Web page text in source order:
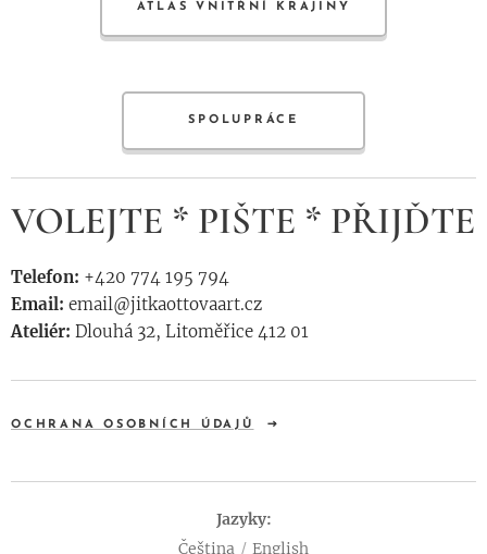
ATLAS VNITŘNÍ KRAJINY
SPOLUPRÁCE
VOLEJTE * PIŠTE * PŘIJĎTE
Telefon: +420 774 195 794
Email: email@jitkaottovaart.cz
Ateliér: Dlouhá 32, Litoměřice 412 01
OCHRANA OSOBNÍCH ÚDAJŮ
Jazyky
Čeština
English